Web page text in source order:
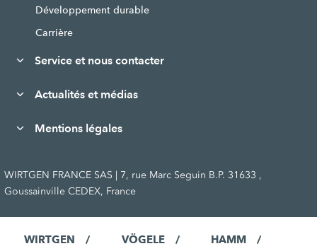
Développement durable
Carrière
Service et nous contacter
Actualités et médias
Mentions légales
WIRTGEN FRANCE SAS | 7, rue Marc Seguin B.P. 31633 ,
Goussainville CEDEX, France
WIRTGEN VÖGELE HAMM